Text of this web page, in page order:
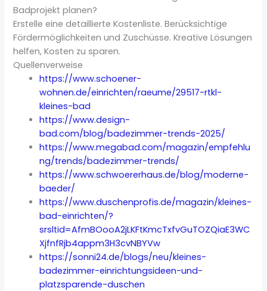
Badprojekt planen?
Erstelle eine detaillierte Kostenliste. Berücksichtige
Fördermöglichkeiten und Zuschüsse. Kreative Lösungen
helfen, Kosten zu sparen.
Quellenverweise
https://www.schoener-
wohnen.de/einrichten/raeume/29517-rtkl-
kleines-bad
https://www.design-
bad.com/blog/badezimmer-trends-2025/
https://www.megabad.com/magazin/empfehlu
ng/trends/badezimmer-trends/
https://www.schwoererhaus.de/blog/moderne-
baeder/
https://www.duschenprofis.de/magazin/kleines-
bad-einrichten/?
srsltid=AfmBOooA2jLKFtKmcTxfvGuTOZQiaE3WC
XjfnfRjb4appm3H3cvNBYVw
https://sonni24.de/blogs/neu/kleines-
badezimmer-einrichtungsideen-und-
platzsparende-duschen